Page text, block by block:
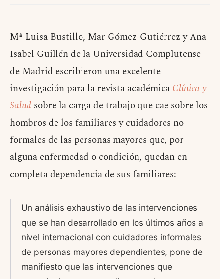
Mª Luisa Bustillo, Mar Gómez-Gutiérrez y Ana
Isabel Guillén de la Universidad Complutense
de Madrid escribieron una excelente
investigación para la revista académicaClínica y
Salud sobre la carga de trabajo que cae sobre los
hombros de los familiares y cuidadores no
formales de las personas mayores que, por
alguna enfermedad o condición, quedan en
completa dependencia de sus familiares:
Un análisis exhaustivo de las intervenciones
que se han desarrollado en los últimos años a
nivel internacional con cuidadores informales
de personas mayores dependientes, pone de
manifiesto que las intervenciones que